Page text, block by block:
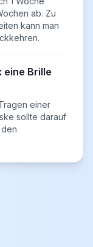
ab. Zu
kann man
eine Brille
einer
sollte darauf